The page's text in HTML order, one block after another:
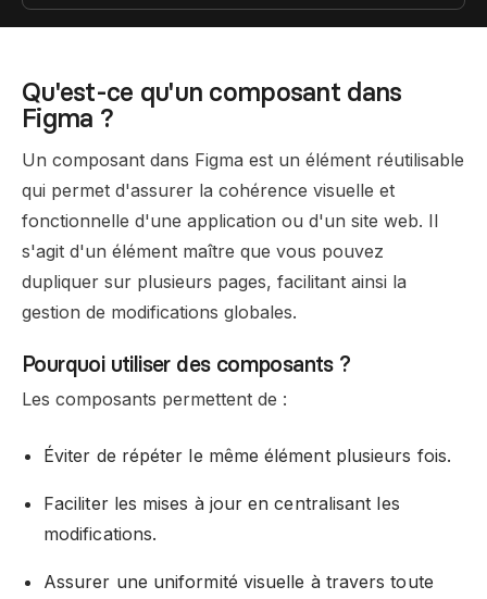
Qu'est-ce qu'un composant dans
Figma ?
Un composant dans Figma est un élément réutilisable
qui permet d'assurer la cohérence visuelle et
fonctionnelle d'une application ou d'un site web. Il
s'agit d'un élément maître que vous pouvez
dupliquer sur plusieurs pages, facilitant ainsi la
gestion de modifications globales.
Pourquoi utiliser des composants ?
Les composants permettent de :
Éviter de répéter le même élément plusieurs fois.
Faciliter les mises à jour en centralisant les
modifications.
Assurer une uniformité visuelle à travers toute